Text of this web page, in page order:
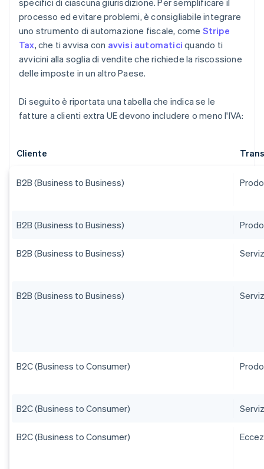
specifici di ciascuna giurisdizione. Per semplificare il
processo ed evitare problemi, è consigliabile integrare
uno strumento di automazione fiscale, come Stripe
Tax, che ti avvisa con avvisi automatici quando ti
avvicini alla soglia di vendite che richiede la riscossione
delle imposte in un altro Paese.
Di seguito è riportata una tabella che indica se le
fatture a clienti extra UE devono includere o meno l'IVA:
Cliente
B2B (Business to Business)
B2B (Business to Business)
B2B (Business to Business)
B2B (Business to Business)
B2C (Business to Consumer)
B2C (Business to Consumer)
B2C (Business to Consumer)